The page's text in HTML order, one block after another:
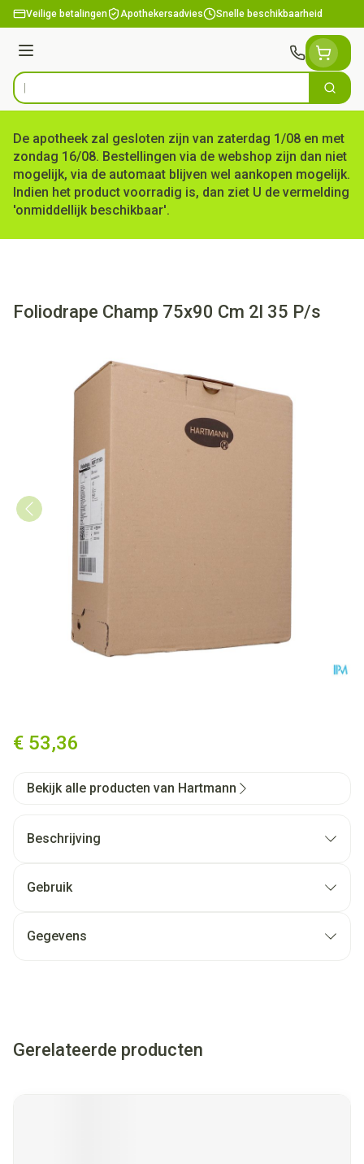
Ga naar de inhoud
Veilige betalingen Apothekersadvies Snelle beschikbaarheid
Menu
Product, merk, categorie... Zoek
De apotheek zal gesloten zijn van zaterdag 1/08 en met
zondag 16/08. Bestellingen via de webshop zijn dan niet
mogelijk, via de automaat blijven wel aankopen mogelijk.
Indien het product voorradig is, dan ziet U de vermelding
'onmiddellijk beschikbaar'.
Foliodrape Champ 75x90 Cm 2l 35 P/s
€ 53,36
Bekijk alle producten van Hartmann
Beschrijving
Gebruik
Gegevens
Gerelateerde producten